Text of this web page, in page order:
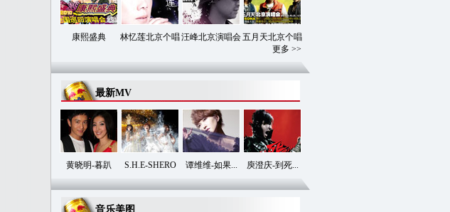
康熙盛典 林忆莲北京个唱汪峰北京演唱会五月天北京个唱
更多 >>
最新MV
黄晓明-暮趴 S.H.E-SHERO 谭维维-如果... 庾澄庆-到死...
音乐美图